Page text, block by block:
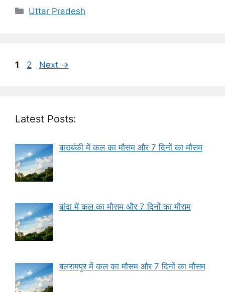
Categories
Uttar Pradesh
Page
1 Page
2 Next →
Latest Posts:
बाराबंकी में कल का मौसम और 7 दिनों का मौसम
बांदा में कल का मौसम और 7 दिनों का मौसम
बलरामपुर में कल का मौसम और 7 दिनों का मौसम